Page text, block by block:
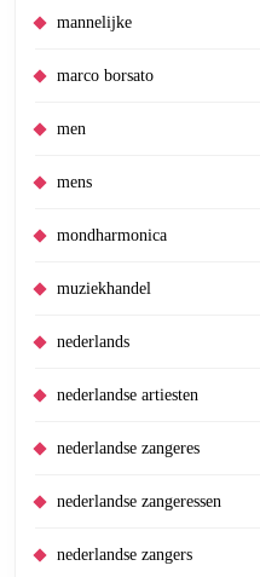
mannelijke
marco borsato
men
mens
mondharmonica
muziekhandel
nederlands
nederlandse artiesten
nederlandse zangeres
nederlandse zangeressen
nederlandse zangers